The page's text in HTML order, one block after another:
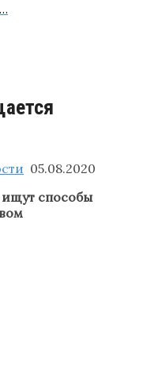
05.08.2020
способы